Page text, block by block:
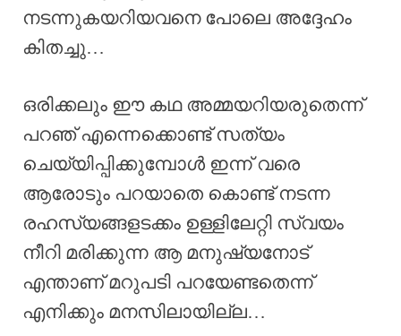
നടന്നുകയറിയവനെ പോലെ അദ്ദേഹം
കിതച്ചു…
ഒരിക്കലും ഈ കഥ അമ്മയറിയരുതെന്ന്
പറഞ് എന്നെക്കൊണ്ട് സത്യം
ചെയ്യിപ്പിക്കുമ്പോൾ ഇന്ന് വരെ
ആരോടും പറയാതെ കൊണ്ട് നടന്ന
രഹസ്യങ്ങളടക്കം ഉള്ളിലേറ്റി സ്വയം
നീറി മരിക്കുന്ന ആ മനുഷ്യനോട്
എന്താണ് മറുപടി പറയേണ്ടതെന്ന്
എനിക്കും മനസിലായില്ല…